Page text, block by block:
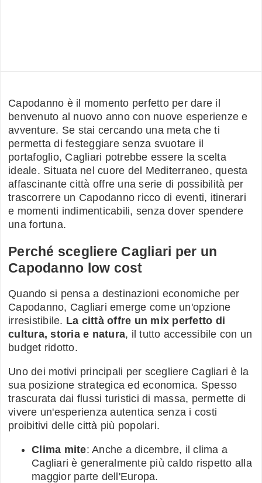
Capodanno è il momento perfetto per dare il
benvenuto al nuovo anno con nuove esperienze e
avventure. Se stai cercando una meta che ti
permetta di festeggiare senza svuotare il
portafoglio, Cagliari potrebbe essere la scelta
ideale. Situata nel cuore del Mediterraneo, questa
affascinante città offre una serie di possibilità per
trascorrere un Capodanno ricco di eventi, itinerari
e momenti indimenticabili, senza dover spendere
una fortuna.
Perché scegliere Cagliari per un
Capodanno low cost
Quando si pensa a destinazioni economiche per
Capodanno, Cagliari emerge come un'opzione
irresistibile. La città offre un mix perfetto di
cultura, storia e natura, il tutto accessibile con un
budget ridotto.
Uno dei motivi principali per scegliere Cagliari è la
sua posizione strategica ed economica. Spesso
trascurata dai flussi turistici di massa, permette di
vivere un'esperienza autentica senza i costi
proibitivi delle città più popolari.
Clima mite: Anche a dicembre, il clima a
Cagliari è generalmente più caldo rispetto alla
maggior parte dell'Europa.